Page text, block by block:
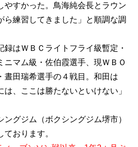
やすかった。鳥海純会長とラウン
ら練習してきました」と順調な調
はＷＢＣライトフライ級暫定・
ニマム級・佐伯霞選手、現ＷＢＯ
晝田瑞希選手の４戦目。和田は
は、ここは勝たないといけない」
グジム（ボクシングジム堺市）
おります。